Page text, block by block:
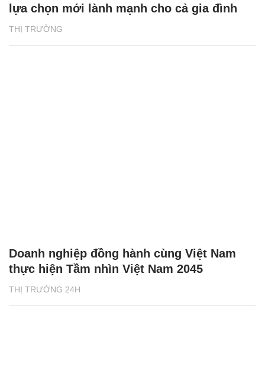
THỊ TRƯỜNG
lựa chọn mới lành mạnh cho cả gia đình
THỊ TRƯỜNG 24H
Doanh nghiệp đồng hành cùng Việt Nam
thực hiện Tầm nhìn Việt Nam 2045